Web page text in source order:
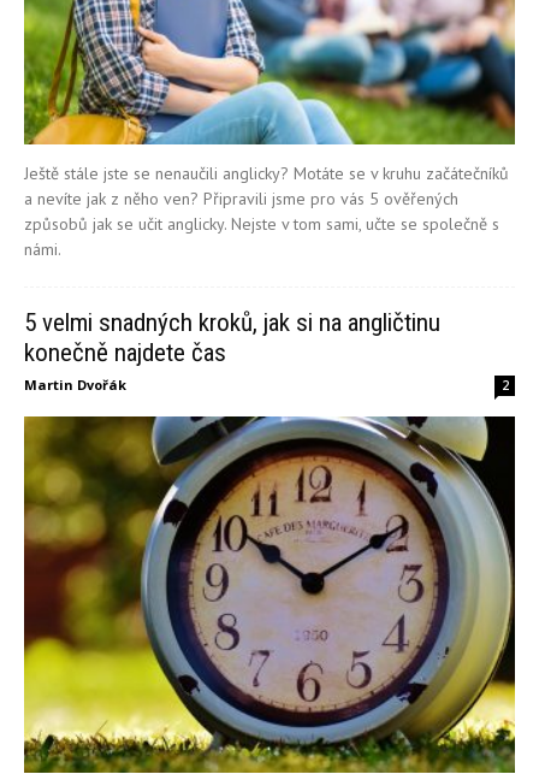
Ještě stále jste se nenaučili anglicky? Motáte se v kruhu začátečníků
a nevíte jak z něho ven? Připravili jsme pro vás 5 ověřených
způsobů jak se učit anglicky. Nejste v tom sami, učte se společně s
námi.
5 velmi snadných kroků, jak si na angličtinu
konečně najdete čas
Martin Dvořák 2